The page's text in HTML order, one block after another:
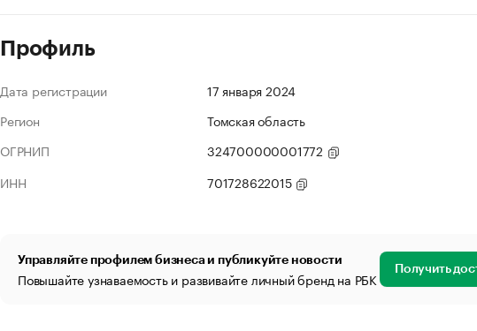
Профиль
Дата регистрации
17 января 2024
Регион
Томская область
ОГРНИП
324700000001772
ИНН
701728622015
Управляйте профилем бизнеса и публикуйте новости
Повышайте узнаваемость и развивайте личный бренд на РБК Получить